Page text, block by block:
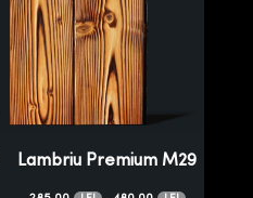
Lambriu Premium M29